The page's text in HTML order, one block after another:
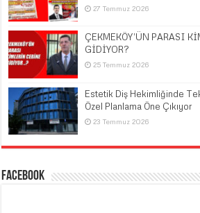
27 Temmuz 2026
ÇEKMEKÖY’ÜN PARASI
GİDİYOR?
25 Temmuz 2026
Estetik Diş Hekimliğinde
Özel Planlama Öne Çıkıyor
23 Temmuz 2026
Facebook